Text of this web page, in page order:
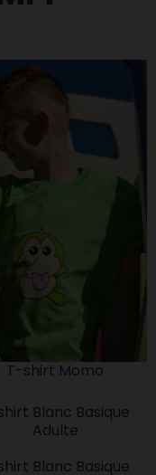
T-shirt Momo
Blanc Basique
Adulte
Blanc Basique